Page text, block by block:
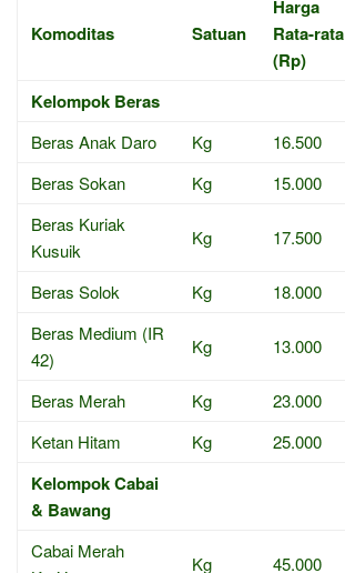
Komoditas Satuan
Harga
Rata-rata
(Rp)
Kelompok Beras
Beras Anak Daro Kg 16.500
Beras Sokan
Kg 15.000
Beras Kuriak
Kusuik
Kg 17.500
Beras Solok Kg 18.000
Beras Medium (IR
42)
Kg 13.000
Beras Merah Kg 23.000
Ketan Hitam
Kg 25.000
Kelompok Cabai
& Bawang
Cabai Merah
Kg 45.000